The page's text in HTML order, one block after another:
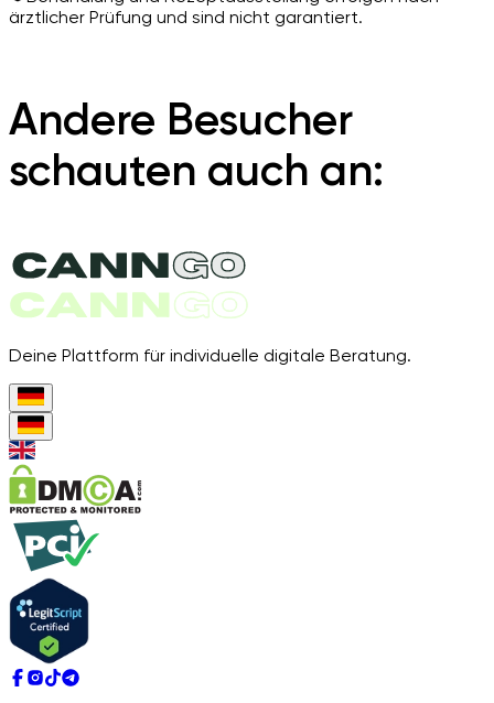
ärztlicher Prüfung und sind nicht garantiert.
Andere Besucher
schauten auch an:
Deine Plattform für individuelle digitale Beratung.